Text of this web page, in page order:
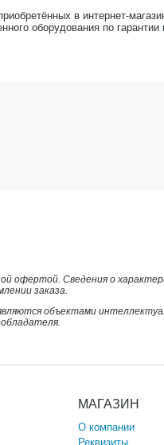
в интернет-
оборудования по
офертой. Сведения о
заказа.
объектами
МАГАЗИН
О компании
Реквизиты